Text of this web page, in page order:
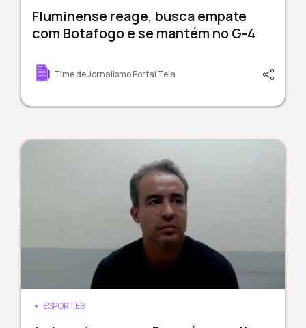
Fluminense reage, busca empate
com Botafogo e se mantém no G-4
Time de Jornalismo Portal Tela
ESPORTES